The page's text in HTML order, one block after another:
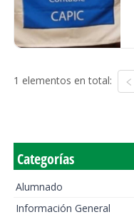
1 elementos en total:
Categorías
Alumnado
Información General